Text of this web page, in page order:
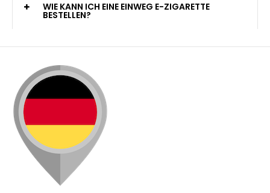
WIE KANN ICH EINE EINWEG E-ZIGARETTE
BESTELLEN?